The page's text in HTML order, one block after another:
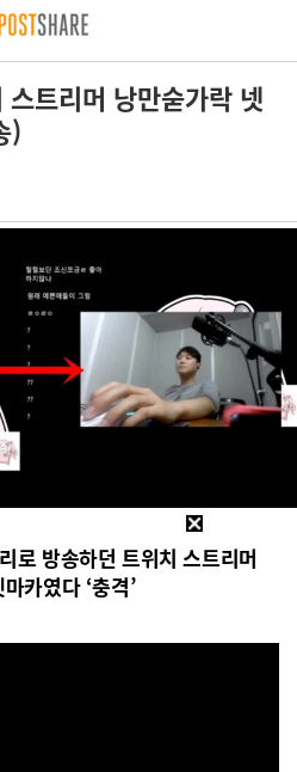
트리머 낭만숟가락 넷
)
로 방송하던 트위치 스트리머
카였다 ‘충격’